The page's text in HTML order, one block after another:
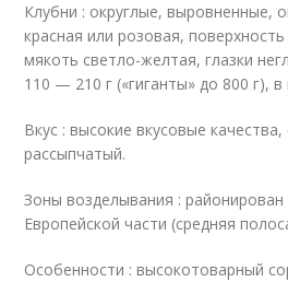
Клубни : округлые, выровненные,
красная или розовая,
мякоть светло-желтая, глазки
110 — 210 г («гиганты» до 800 г), в
Вкус : высокие вкусовые
рассыпчатый.
Зоны возделывания :
Европейской части (средняя
Особенности : высокотоварный